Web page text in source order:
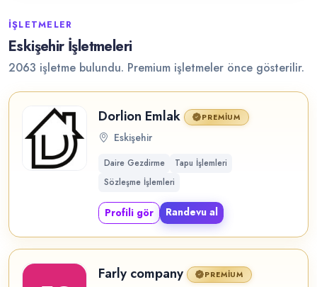
İŞLETMELER
Eskişehir İşletmeleri
2063 işletme bulundu. Premium işletmeler önce gösterilir.
Dorlion Emlak PREMIUM
Eskişehir
Daire Gezdirme
Tapu İşlemleri
Sözleşme İşlemleri
Profili gör Randevu al
Farly company PREMIUM